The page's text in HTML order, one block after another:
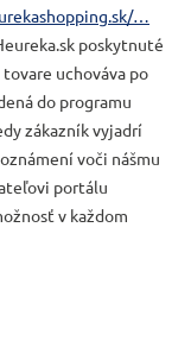
…
poskytnuté
uchováva po
do programu
zákazník vyjadrí
voči nášmu
portálu
v každom